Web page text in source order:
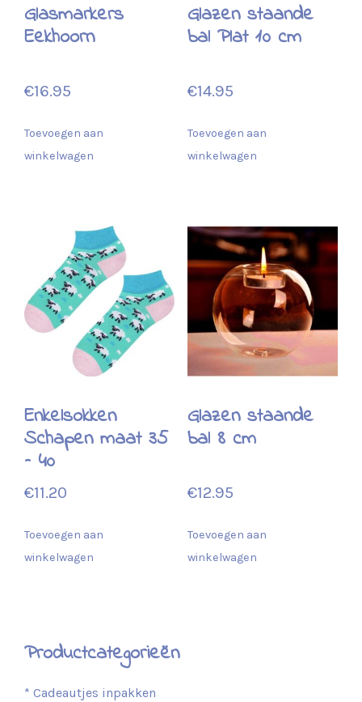
Glasmarkers
Eekhoorn
€16.95
Toevoegen aan
winkelwagen
Glazen staande
bal Plat 10 cm
€14.95
Toevoegen aan
winkelwagen
Enkelsokken
Schapen maat 35
– 40
€11.20
Toevoegen aan
winkelwagen
Glazen staande
bal 8 cm
€12.95
Toevoegen aan
winkelwagen
Productcategorieën
* Cadeautjes inpakken